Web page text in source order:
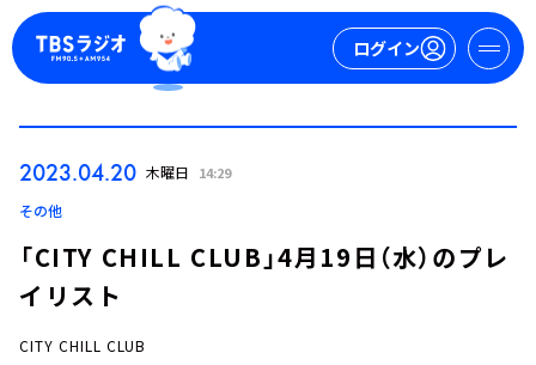
ログイン
2023.04.20 木曜日 14:29
その他
「CITY CHILL CLUB」4月19日（水）のプレ
イリスト
CITY CHILL CLUB